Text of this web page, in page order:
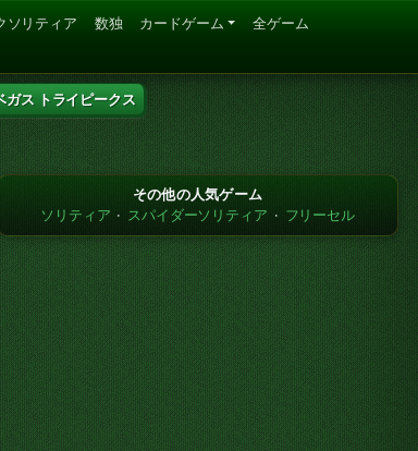
ソリティア 数独 カードゲーム
全ゲーム
ガス トライピークス
その他の人気ゲーム
ソリティア · スパイダーソリティア · フリーセル